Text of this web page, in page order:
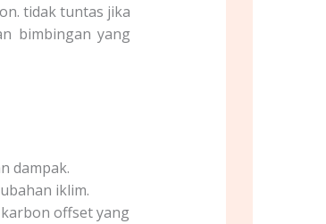
tidak tuntas jika
bimbingan yang
dampak.
iklim.
offset yang